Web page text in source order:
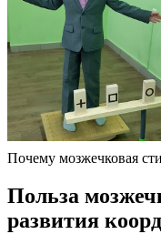
Почему мозжечковая
Польза
развития